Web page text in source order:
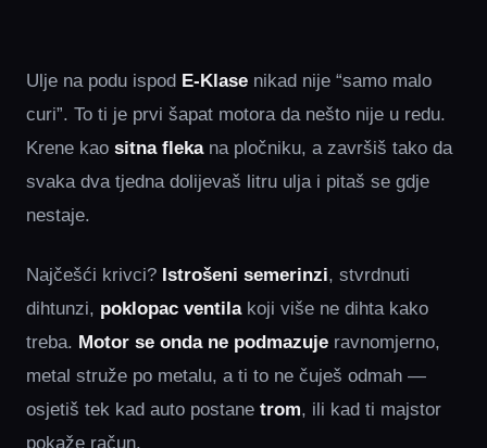
Ulje na podu ispod E-Klase nikad nije “samo malo
curi”. To ti je prvi šapat motora da nešto nije u redu.
Krene kao sitna flekana pločniku, a završiš tako da
svaka dva tjedna dolijevaš litru ulja i pitaš se gdje
nestaje.
Najčešći krivci? Istrošeni semerinzi, stvrdnuti
dihtunzi, poklopac ventilakoji više ne dihta kako
treba. Motor se onda ne podmazuje ravnomjerno,
metal struže po metalu, a ti to ne čuješ odmah —
osjetiš tek kad auto postane trom, ili kad ti majstor
pokaže račun.